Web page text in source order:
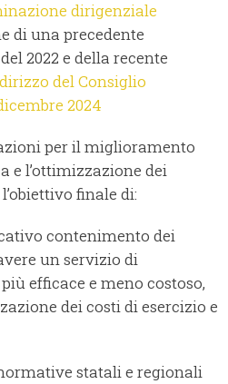
dirigenziale
di una precedente
2022 e della recente
del Consiglio
2024
per il miglioramento
e l’ottimizzazione dei
finale di:
contenimento dei
un servizio di
efficace e meno costoso,
dei costi di esercizio e
statali e regionali